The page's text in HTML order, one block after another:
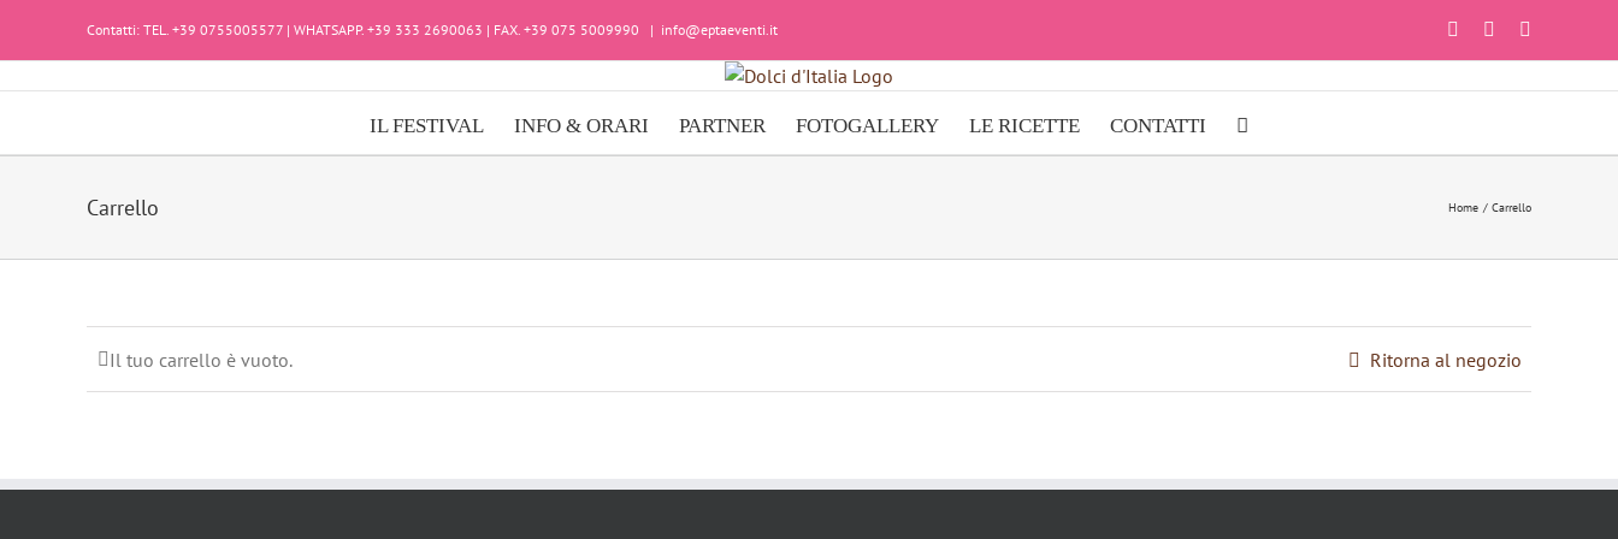
Contatti: TEL. +39 0755005577 | WHATSAPP. +39 333 2690063 | FAX. +39 075 5009990 | info@eptaeventi.it FacebookInstagram
IL FESTIVAL INFO & ORARI PARTNER FOTOGALLERY LE RICETTE CONTATTI
Carrello Home Carrello
Il tuo carrello è vuoto. Ritorna al negozio